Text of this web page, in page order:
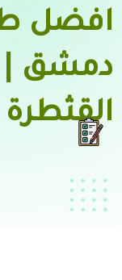
افضل
دمشق |